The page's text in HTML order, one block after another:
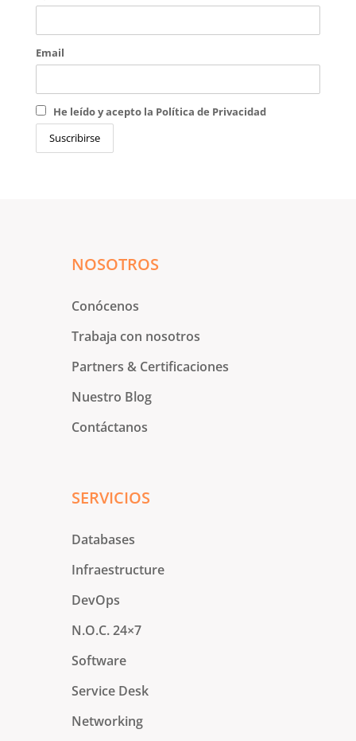
Email
He leído y acepto la Política de Privacidad
NOSOTROS
Conócenos
Trabaja con nosotros
Partners & Certificaciones
Nuestro Blog
Contáctanos
SERVICIOS
Databases
Infraestructure
DevOps
N.O.C. 24×7
Software
Service Desk
Networking